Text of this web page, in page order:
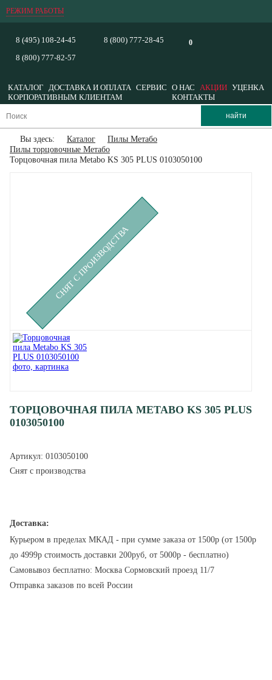
РЕЖИМ РАБОТЫ
0
8 (495) 108-24-45
8 (800) 777-82-57
8 (800) 777-28-45
КАТАЛОГ ДОСТАВКА И ОПЛАТА СЕРВИС О НАС АКЦИИ УЦЕНКА
КОРПОРАТИВНЫМ КЛИЕНТАМ
КОНТАКТЫ
Вы здесь: Каталог
Пилы Метабо
Пилы торцовочные Метабо
Торцовочная пила Metabo KS 305 PLUS 0103050100
СНЯТ С ПРОИЗВОДСТВА
ТОРЦОВОЧНАЯ ПИЛА METABO KS 305 PLUS
0103050100
Артикул: 0103050100
Снят с производства
Доставка:
Курьером в пределах МКАД - при сумме заказа от 1500р (от 1500р
до 4999р стоимость доставки 200руб, от 5000р - бесплатно)
Самовывоз бесплатно: Москва Сормовский проезд 11/7
Отправка заказов по всей России